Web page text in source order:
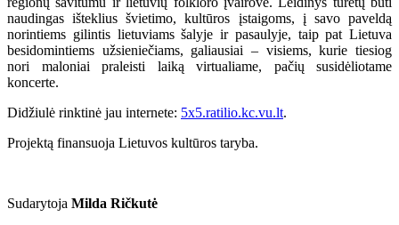
naudingas išteklius švietimo, kultūros įstaigoms, į savo paveldą
norintiems gilintis lietuviams šalyje ir pasaulyje, taip pat Lietuva
besidomintiems užsieniečiams, galiausiai – visiems, kurie tiesiog
nori maloniai praleisti laiką virtualiame, pačių susidėliotame
koncerte.
Didžiulė rinktinė jau internete: 5x5.ratilio.kc.vu.lt.
Projektą finansuoja Lietuvos kultūros taryba.
Sudarytoja Milda Ričkutė